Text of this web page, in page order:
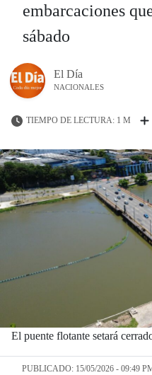
embarcaciones
sábado
El Día
NACIONALES
TIEMPO DE LECTURA: 1 M
El puente flotante setará
PUBLICADO: 15/05/2026 - 09:49